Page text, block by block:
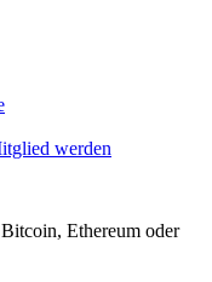
werden
Ethereum oder